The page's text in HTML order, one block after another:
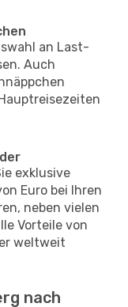
an Last-
Auch
exklusive
Euro bei Ihren
neben vielen
Vorteile von
weltweit
nach